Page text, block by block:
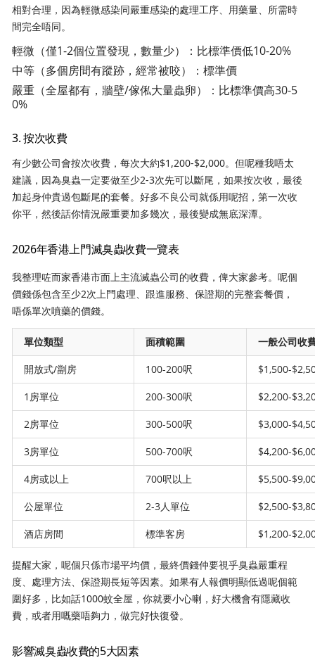
相對合理，因為輕微感染同嚴重感染的處理工序、用藥量、所需時
間完全唔同。
輕微（僅1-2個位置發現，數量少）：比標準價低10-20%
中等（多個房間有蹤跡，經常被咬）：標準價
嚴重（全屋都有，牆壁/傢俬大量蟲卵）：比標準價高30-5
0%
3. 按次收費
有少數公司會按次收費，每次大約$1,200-$2,000。但呢種我唔太
建議，因為臭蟲一定要做至少2-3次先可以斷尾，如果按次收，最後
加起身仲貴過包斷尾的套餐。好多不良公司就係用呢招，第一次收
你平，然後話你情況嚴重要加多幾次，最後變成無底深潭。
2026年香港上門滅臭蟲收費一覽表
我整理咗而家香港市面上主流滅蟲公司的收費，俾大家參考。呢個
價錢係包含至少2次上門處理、跟進服務、保證期的完整套餐價，
唔係單次噴藥的價錢。
單位類型 面積範圍 一般公司收
開放式/劏房 100-200呎 $1,500-
1房單位 200-300呎 $2,200-
2房單位 300-500呎 $3,000-
3房單位 500-700呎 $4,200-
4房或以上 700呎以上 $5,500-
公屋單位 2-3人單位 $2,500-
酒店房間 標準客房 $1,200-
提醒大家，呢個只係市場平均價，最終價錢仲要視乎臭蟲嚴重程
度、處理方法、保證期長短等因素。如果有人報價明顯低過呢個範
圍好多，比如話1000蚊全屋，你就要小心喇，好大機會有隱藏收
費，或者用嘅藥唔夠力，做完好快復發。
影響滅臭蟲收費的5大因素